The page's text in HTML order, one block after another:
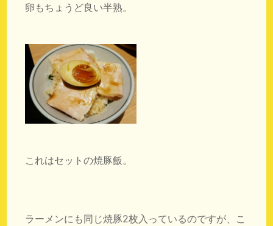
卵もちょうど良い半熟。
これはセットの焼豚飯。
ラーメンにも同じ焼豚2枚入っているのですが、こ